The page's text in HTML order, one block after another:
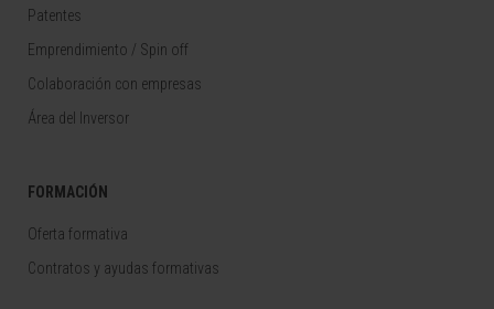
Patentes
Emprendimiento / Spin off
Colaboración con empresas
Área del Inversor
FORMACIÓN
Oferta formativa
Contratos y ayudas formativas